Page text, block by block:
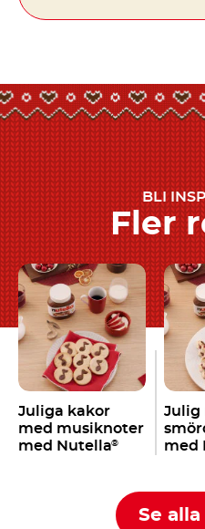
BLI
Fler
Juliga kakor
med musiknoter
med Nutella®
Julig
med
Se